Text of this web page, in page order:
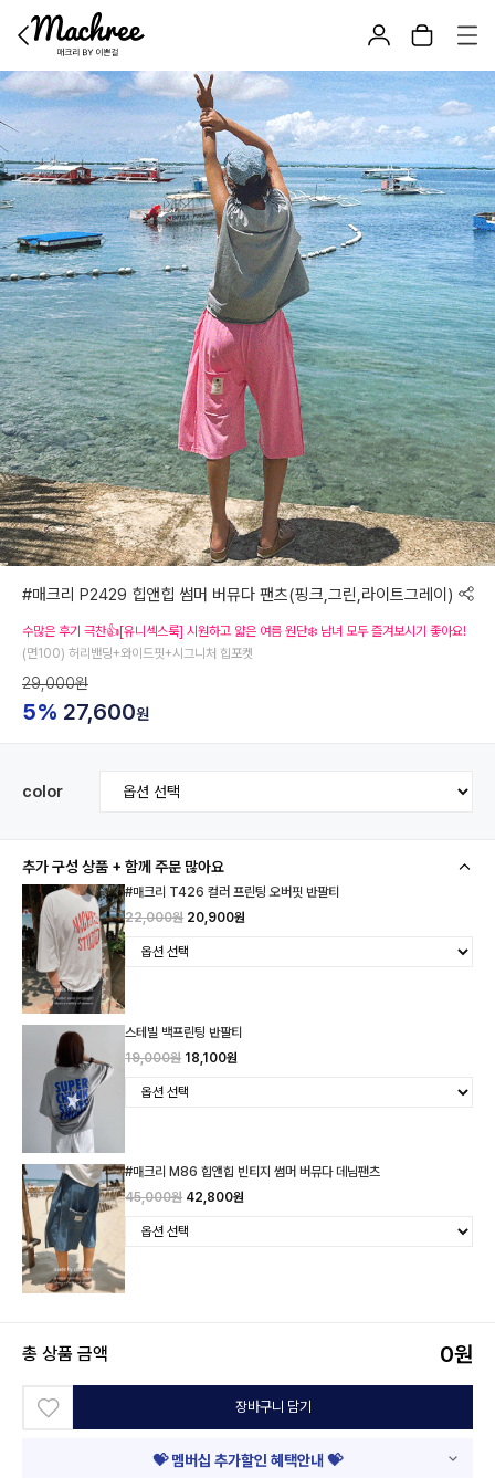
#매크리 P2429 힙앤힙 썸머 버뮤다 팬츠(핑크,그린,라이트그레이)
수많은 후기 극찬👍[유니섹스룩] 시원하고 얇은 여름 원단❄️ 남녀 모두 즐겨보시기 좋아요!
(면100) 허리밴딩+와이드핏+시그니처 힙포켓
29,000원
5% 27,600원
color
추가 구성 상품 + 함께 주문 많아요
#매크리 T426 컬러 프린팅 오버핏 반팔티
22,000원 20,900원
스테빌 백프린팅 반팔티
19,000원 18,100원
#매크리 M86 힙앤힙 빈티지 썸머 버뮤다 데님팬츠
45,000원 42,800원
총 상품 금액 0원
장바구니 담기
💝 멤버십 추가할인 혜택안내 💝